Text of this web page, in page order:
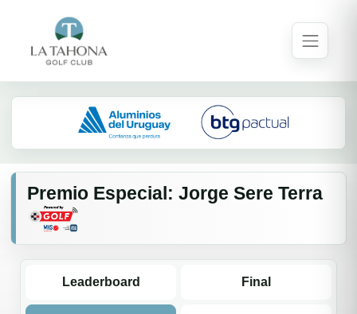
Premio Especial: Jorge Sere Terra
Leaderboard Final